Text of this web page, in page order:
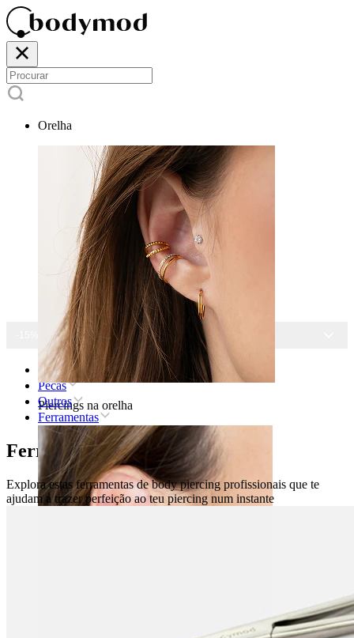
Orelha
Piercings na orelha
-15% EM TODAS AS JOIAS
Home
Pecas
Outros
Ferramentas
Ferramentas body piercing
Explora estas ferramentas de body piercing profissionais que te
ajudam a trazer perfeição ao teu piercing num instante